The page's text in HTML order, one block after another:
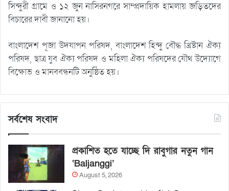
সিন্দুরী গ্রামে ও ১২ জুন নাসিরনগরে সাম্প্রদায়িক হামলায় জড়িতদের
বিচারের দাবী জানানো হয়।
বাংলাদেশ পূজা উদযাপন পরিষদ, বাংলাদেশ হিন্দু বৌদ্ধ খ্রিষ্টান ঐক্য
পরিষদ, ছাত্র যুব ঐক্য পরিষদ ও মহিলা ঐক্য পরিষদের যৌথ উদ্যোগে
বিক্ষোভ ও মানববন্ধনটি অনুষ্ঠিত হয়।
সর্বশেষ সংবাদ
প্রকাশিত হতে যাচ্ছে দি রাবুগার নতুন গান
‘Baljanggi’
August 5, 2026